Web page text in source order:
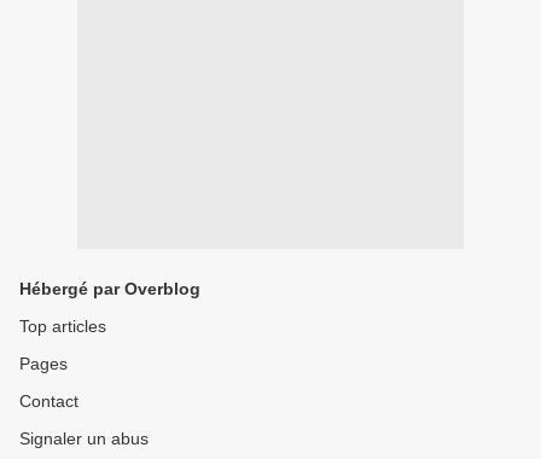
Hébergé par Overblog
Top articles
Pages
Contact
Signaler un abus